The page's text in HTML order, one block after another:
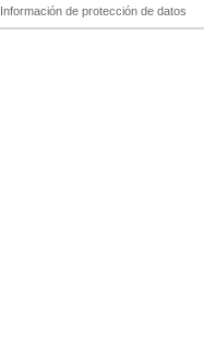
Información de protección de datos